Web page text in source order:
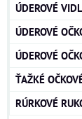
ÚDEROVÉ
ÚDEROVÉ
ÚDEROVÉ
ŤAŽKÉ
RÚRKOVÉ